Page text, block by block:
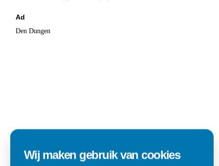
Ad
Den Dungen
Wij maken gebruik van cookies